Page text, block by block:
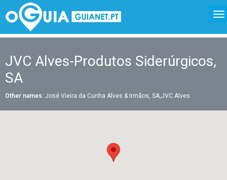
JVC Alves-Produtos Siderúrgicos,
SA
Other names: José Vieira da Cunha Alves & Irmãos, SA,JVC Alves